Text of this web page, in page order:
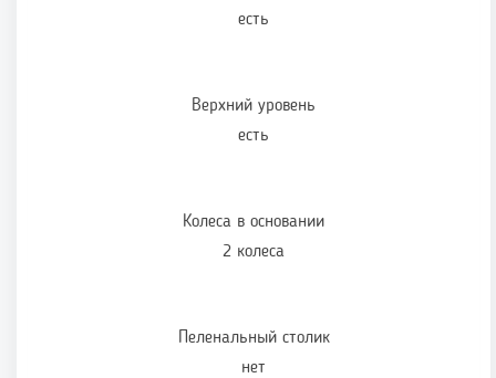
есть
Верхний уровень
есть
Колеса в основании
2 колеса
Пеленальный столик
нет